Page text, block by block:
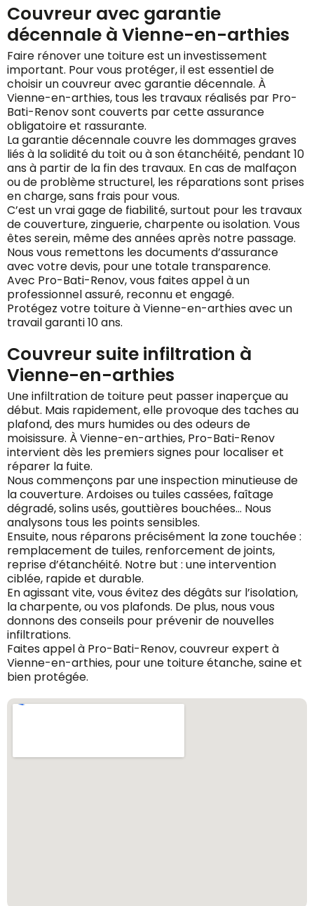
Couvreur avec garantie
décennale à Vienne-en-arthies
Faire rénover une toiture est un investissement
important. Pour vous protéger, il est essentiel de
choisir un couvreur avec garantie décennale. À
Vienne-en-arthies, tous les travaux réalisés par Pro-
Bati-Renov sont couverts par cette assurance
obligatoire et rassurante.
La garantie décennale couvre les dommages graves
liés à la solidité du toit ou à son étanchéité, pendant 10
ans à partir de la fin des travaux. En cas de malfaçon
ou de problème structurel, les réparations sont prises
en charge, sans frais pour vous.
C’est un vrai gage de fiabilité, surtout pour les travaux
de couverture, zinguerie, charpente ou isolation. Vous
êtes serein, même des années après notre passage.
Nous vous remettons les documents d’assurance
avec votre devis, pour une totale transparence.
Avec Pro-Bati-Renov, vous faites appel à un
professionnel assuré, reconnu et engagé.
Protégez votre toiture à Vienne-en-arthies avec un
travail garanti 10 ans.
Couvreur suite infiltration à
Vienne-en-arthies
Une infiltration de toiture peut passer inaperçue au
début. Mais rapidement, elle provoque des taches au
plafond, des murs humides ou des odeurs de
moisissure. À Vienne-en-arthies, Pro-Bati-Renov
intervient dès les premiers signes pour localiser et
réparer la fuite.
Nous commençons par une inspection minutieuse de
la couverture. Ardoises ou tuiles cassées, faîtage
dégradé, solins usés, gouttières bouchées… Nous
analysons tous les points sensibles.
Ensuite, nous réparons précisément la zone touchée :
remplacement de tuiles, renforcement de joints,
reprise d’étanchéité. Notre but : une intervention
ciblée, rapide et durable.
En agissant vite, vous évitez des dégâts sur l’isolation,
la charpente, ou vos plafonds. De plus, nous vous
donnons des conseils pour prévenir de nouvelles
infiltrations.
Faites appel à Pro-Bati-Renov, couvreur expert à
Vienne-en-arthies, pour une toiture étanche, saine et
bien protégée.